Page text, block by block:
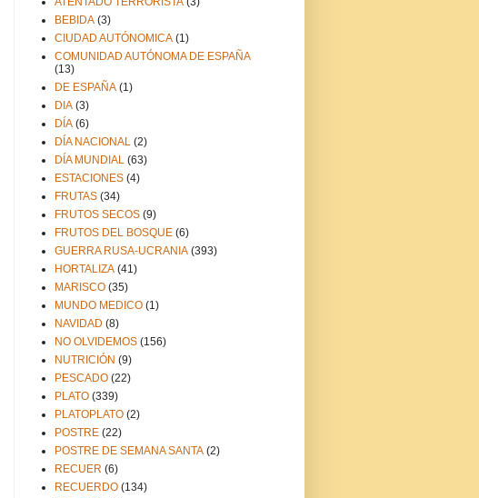
BEBIDA (3)
CIUDAD AUTÓNOMICA (1)
COMUNIDAD AUTÓNOMA DE ESPAÑA
(13)
DE ESPAÑA (1)
DIA (3)
DÍA (6)
DÍA NACIONAL (2)
DÍA MUNDIAL (63)
ESTACIONES (4)
FRUTAS (34)
FRUTOS SECOS (9)
FRUTOS DEL BOSQUE (6)
GUERRA RUSA-UCRANIA (393)
HORTALIZA (41)
MARISCO (35)
MUNDO MEDICO (1)
NAVIDAD (8)
NO OLVIDEMOS (156)
NUTRICIÓN (9)
PESCADO (22)
PLATO (339)
PLATOPLATO (2)
POSTRE (22)
POSTRE DE SEMANA SANTA (2)
RECUER (6)
RECUERDO (134)